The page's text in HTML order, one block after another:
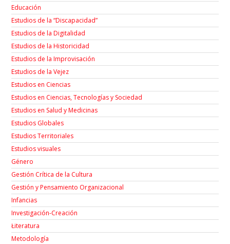
Educación
Estudios de la “Discapacidad”
Estudios de la Digitalidad
Estudios de la Historicidad
Estudios de la Improvisación
Estudios de la Vejez
Estudios en Ciencias
Estudios en Ciencias, Tecnologías y Sociedad
Estudios en Salud y Medicinas
Estudios Globales
Estudios Territoriales
Estudios visuales
Género
Gestión Crítica de la Cultura
Gestión y Pensamiento Organizacional
Infancias
Investigación-Creación
Łiteratura
Metodología